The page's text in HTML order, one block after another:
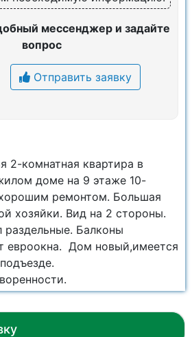
мессенджер и задайте
вопрос
Отправить заявку
2-комнатная квартира в
доме на 9 этаже 10-
ремонтом. Большая
хозяйки. Вид на 2 стороны.
раздельные. Балконы
евроокна. Дом новый,имеется